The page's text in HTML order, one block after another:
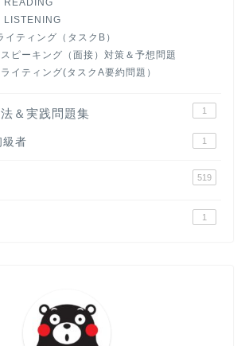
LISTENING
イティング（タスクB）
ピーキング（面接）対策＆予想問題
イティング(タスクA要約問題）
＆実践問題集 1
者 1
519
1
大学入試英語対策講座